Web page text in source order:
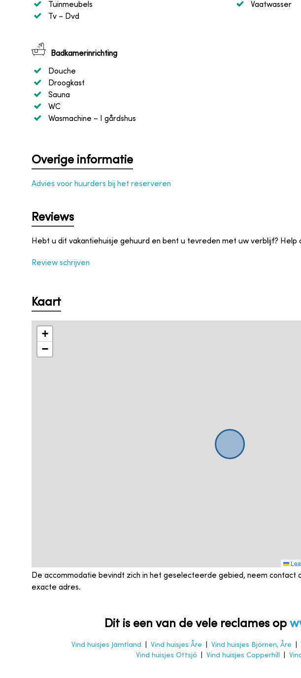
Tuinmeubels
Tv – Dvd
Vaatwasser
Badkamerinrichting
Douche
Droogkast
Sauna
WC
Wasmachine – I gårdshus
Overige informatie
Advies voor huurders bij het reserveren
Reviews
Hebt u dit vakantiehuisje gehuurd en bent u tevreden met uw verblijf? Help
Review schrijven
Kaart
+
−
De accommodatie bevindt zich in het geselecteerde gebied, neem
exacte adres.
Dit is een van de vele reclames op
Vind huisjes Jämtland Vind huisjes Åre Vind huisjes Björnen, Åre
Vind huisjes Ottsjö
Vind huisjes Copperhill